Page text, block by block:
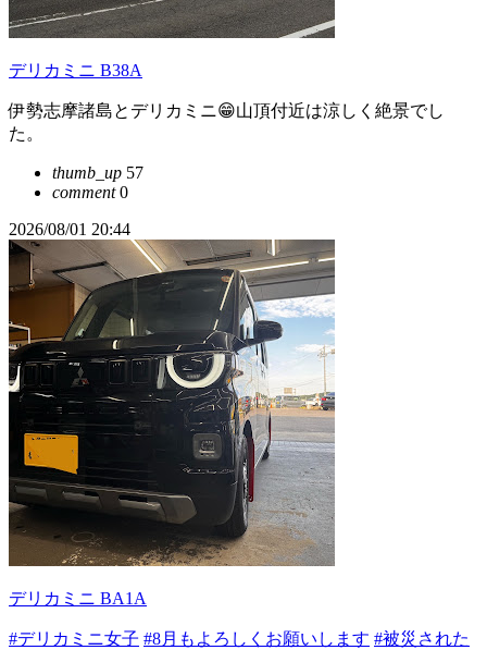
デリカミニ B38A
伊勢志摩諸島とデリカミニ😁山頂付近は涼しく絶景でし
た。
thumb_up 57
comment0
2026/08/01 20:44
デリカミニ BA1A
#デリカミニ女子 #8月もよろしくお願いします #被災された